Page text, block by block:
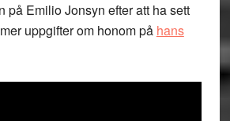
på Emilio Jonsyn efter att ha sett
uppgifter om honom på hans